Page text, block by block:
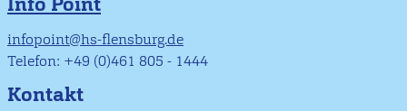
infopoint@hs-flensburg.de
Telefon: +49 (0)461 805 - 1444
Kontakt